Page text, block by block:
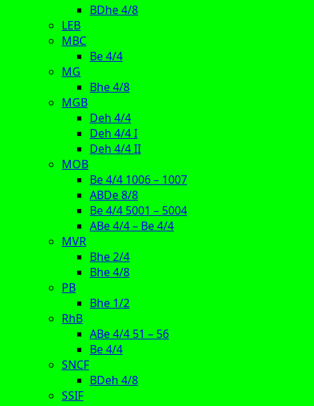
BDhe 4/8
LEB
MBC
Be 4/4
MG
Bhe 4/8
MGB
Deh 4/4
Deh 4/4 I
Deh 4/4 II
MOB
Be 4/4 1006 – 1007
ABDe 8/8
Be 4/4 5001 – 5004
ABe 4/4 – Be 4/4
MVR
Bhe 2/4
Bhe 4/8
PB
Bhe 1/2
RhB
ABe 4/4 51 – 56
Be 4/4
SNCF
BDeh 4/8
SSIF